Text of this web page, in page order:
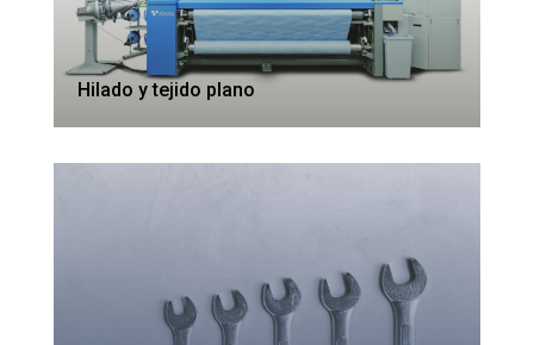
Hilado y tejido plano